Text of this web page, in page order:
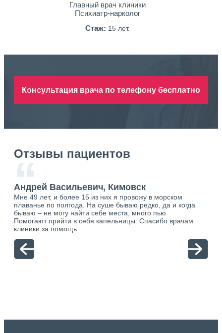
Главный врач клиники
Психиатр-нарколог
Стаж: 15 лет.
Консультация врача по телефону бесплатно
Отзывы пациентов
“
Андрей Васильевич, Кимовск
Мне 49 лет, и более 15 из них я провожу в морском
плаванье по полгода. На суше бываю редко, да и когда
бываю – не могу найти себе места, много пью.
Помогают прийти в себя капельницы. Спасибо врачам
клиники за помощь.